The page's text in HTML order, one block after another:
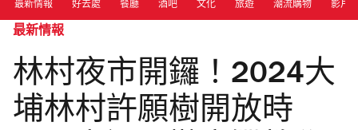
最新情報 好去處 餐廳 酒吧 文化 旅遊 潮流購物 影片
最新情報
林村夜市開鑼！2024大
埔林村許願樹開放時